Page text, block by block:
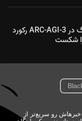
کلاد Opus 5 با جهشی بزرگ در ARC-AGI-3 رکورد
رو سریع‌تر از